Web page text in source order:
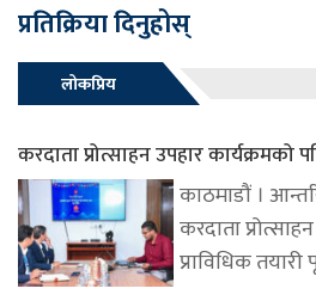
प्रतिक्रिया दिनुहोस्
लोकप्रिय
करदाता प्रोत्साहन उपहार
काठमाडौं ।
करदाता
प्राविधिक